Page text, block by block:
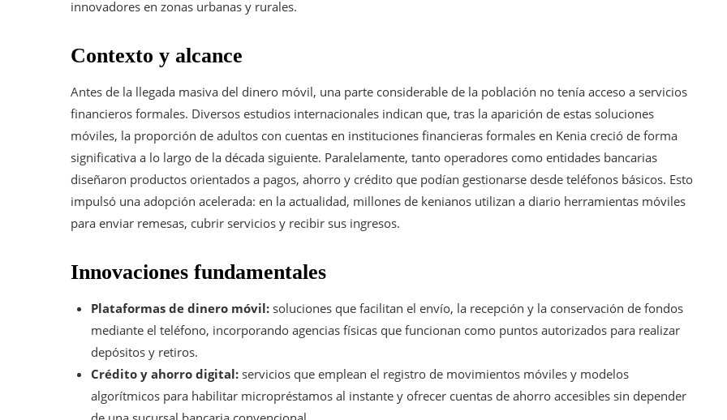
innovadores en zonas urbanas y rurales.
Contexto y alcance
Antes de la llegada masiva del dinero móvil, una parte considerable de la población no tenía acceso a servicios
financieros formales. Diversos estudios internacionales indican que, tras la aparición de estas soluciones
móviles, la proporción de adultos con cuentas en instituciones financieras formales en Kenia creció de forma
significativa a lo largo de la década siguiente. Paralelamente, tanto operadores como entidades bancarias
diseñaron productos orientados a pagos, ahorro y crédito que podían gestionarse desde teléfonos básicos. Esto
impulsó una adopción acelerada: en la actualidad, millones de kenianos utilizan a diario herramientas móviles
para enviar remesas, cubrir servicios y recibir sus ingresos.
Innovaciones fundamentales
Plataformas de dinero móvil: soluciones que facilitan el envío, la recepción y la conservación de fondos
mediante el teléfono, incorporando agencias físicas que funcionan como puntos autorizados para realizar
depósitos y retiros.
Crédito y ahorro digital: servicios que emplean el registro de movimientos móviles y modelos
algorítmicos para habilitar micropréstamos al instante y ofrecer cuentas de ahorro accesibles sin depender